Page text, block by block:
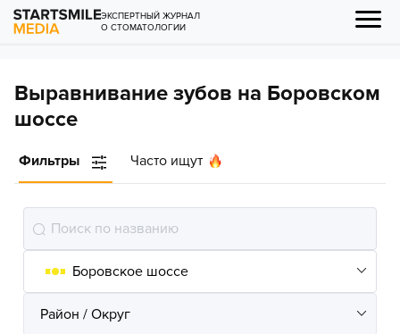
ЭКСПЕРТНЫЙ ЖУРНАЛ
О СТОМАТОЛОГИИ
Выравнивание зубов на Боровском
шоссе
Фильтры Часто ищут